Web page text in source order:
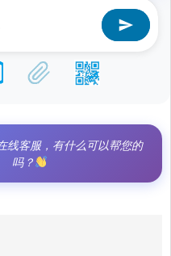
在债券领域
线客服，有什么可以帮您的
吗？